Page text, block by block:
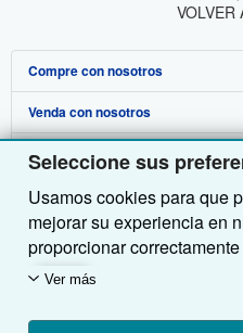
Seleccione sus
Usamos cookies para que
mejorar su experiencia en
proporcionar
utilizamos cookies para
midiendo las visitas al
Ver más
VOLVER
Compre con nosotros
Búsqueda avanzada
Colecciones
Mi cuenta
Mis pedidos
Ver carrito
Venda con nosotros
Comenzar a vender
Únase a nuestro programa de
Recomiende un vendedor
Sobre nosotros
Sobre IberLibro
Medios
Empleo
Política de Privacidad
Obtener Ayuda
Preguntas frecuentes y guías
Atención al Cliente
Otras compañías de AbeBooks
AbeBooks.com
AbeBooks.co.uk
Siga a IberLibro